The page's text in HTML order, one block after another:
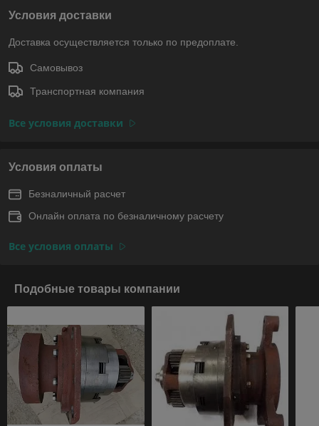
Условия доставки
Доставка осуществляется только по предоплате.
Самовывоз
Транспортная компания
Все условия доставки
Условия оплаты
Безналичный расчет
Онлайн оплата по безналичному расчету
Все условия оплаты
Подобные товары компании